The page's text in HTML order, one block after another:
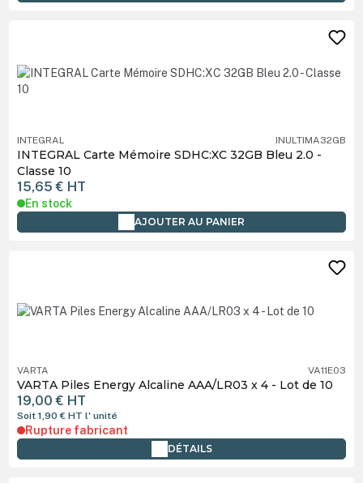
INTEGRAL INULTIMA32GB
INTEGRAL Carte Mémoire SDHC:XC 32GB Bleu 2.0 -
Classe 10
15,65 € HT
En stock
AJOUTER AU PANIER
VARTA VA11E03
VARTA Piles Energy Alcaline AAA/LR03 x 4 - Lot de 10
19,00 € HT
Soit 1,90 €HTl' unité
Rupture fabricant
DÉTAILS